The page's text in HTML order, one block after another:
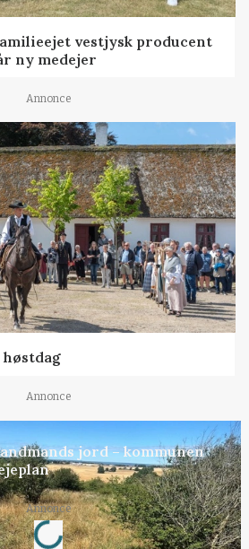
vestjysk producent
ny medejer
Annonce
Annonce
jord – kommunen
Annonce
Loading...